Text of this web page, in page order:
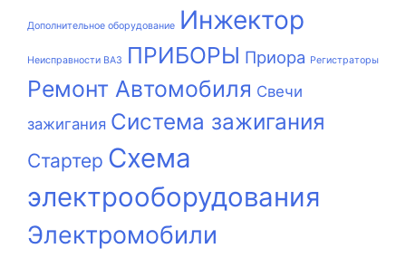
Дополнительное оборудование Инжектор
Неисправности ВАЗ ПРИБОРЫ Приора Регистраторы
Ремонт Автомобиля Свечи
зажигания Система зажигания
Стартер Схема
электрооборудования
Электромобили